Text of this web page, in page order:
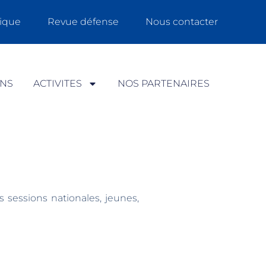
Revue défense Nous contacter
ACTIVITES NOS PARTENAIRES
nationales, jeunes,